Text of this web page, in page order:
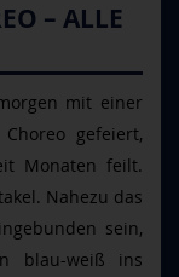
– ALLE I
mit einer
gefeiert,
Monaten feilt.
Nahezu das
sein,
blau-weiß ins